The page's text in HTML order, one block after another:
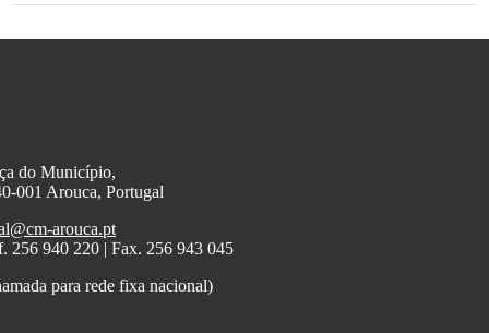
do Município,
001 Arouca, Portugal
arouca.pt
256 940 220 | Fax. 256 943 045
para rede fixa nacional)